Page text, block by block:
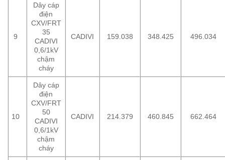
9
Dây cáp
điện
CXV/FRT
35
CADIVI
0,6/1kV
chậm
cháy
CADIVI 159.038 348.425 496.034
10
Dây cáp
điện
CXV/FRT
50
CADIVI
0,6/1kV
chậm
cháy
CADIVI 214.379 460.845 662.464